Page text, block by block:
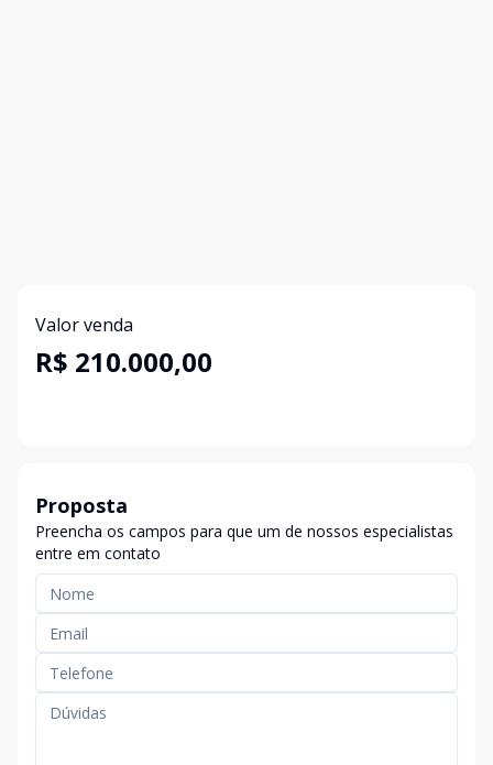
Valor venda
R$ 210.000,00
Proposta
Preencha os campos para que um de nossos especialistas
entre em contato